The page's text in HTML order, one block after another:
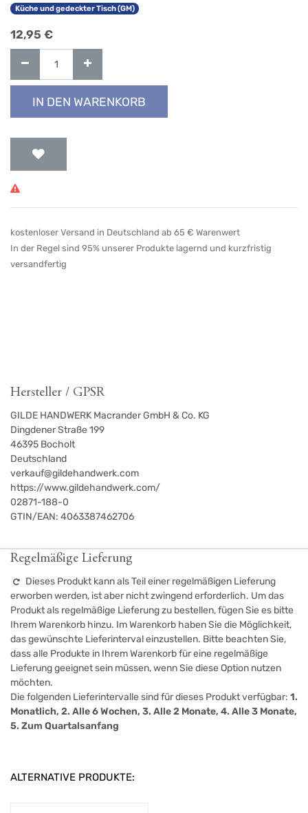
Küche und gedeckter Tisch (GM)
12,95 €
IN DEN WARENKORB
kostenloser Versand in Deutschland ab 65 € Warenwert
In der Regel sind 95% unserer Produkte lagernd und kurzfristig
versandfertig
Hersteller / GPSR
GILDE HANDWERK Macrander GmbH & Co. KG
Dingdener Straße 199
46395 Bocholt
Deutschland
verkauf@gildehandwerk.com
https://www.gildehandwerk.com/
02871-188-0
GTIN/EAN: 4063387462706
Regelmäßige Lieferung
Dieses Produkt kann als Teil einer regelmäßigen Lieferung
erworben werden, ist aber nicht zwingend erforderlich. Um das
Produkt als regelmäßige Lieferung zu bestellen, fügen Sie es bitte
Ihrem Warenkorb hinzu. Im Warenkorb haben Sie die Möglichkeit,
das gewünschte Lieferinterval einzustellen. Bitte beachten Sie,
dass alle Produkte in Ihrem Warenkorb für eine regelmäßige
Lieferung geeignet sein müssen, wenn Sie diese Option nutzen
möchten.
Die folgenden Lieferintervalle sind für dieses Produkt verfügbar: 1.
Monatlich, 2. Alle 6 Wochen, 3. Alle 2 Monate, 4. Alle 3 Monate,
5. Zum Quartalsanfang
ALTERNATIVE PRODUKTE: